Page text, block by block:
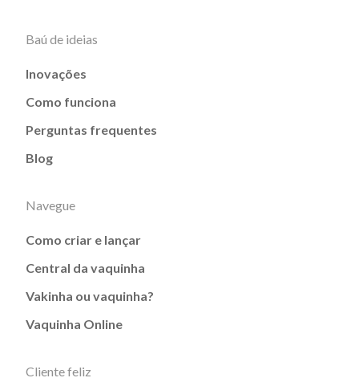
Baú de ideias
Inovações
Como funciona
Perguntas frequentes
Blog
Navegue
Como criar e lançar
Central da vaquinha
Vakinha ou vaquinha?
Vaquinha Online
Cliente feliz